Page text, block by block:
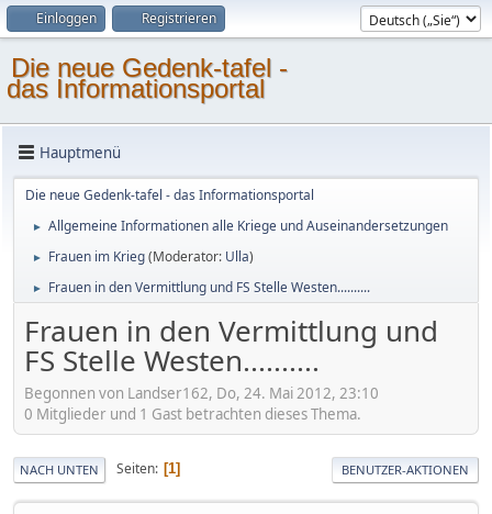
Einloggen Registrieren
Die neue Gedenk-tafel -
das Informationsportal
Hauptmenü
Die neue Gedenk-tafel - das Informationsportal
► Allgemeine Informationen alle Kriege und Auseinandersetzungen
► Frauen im Krieg(Moderator: Ulla)
► Frauen in den Vermittlung und FS Stelle Westen..........
Frauen in den Vermittlung und
FS Stelle Westen..........
Begonnen von Landser162, Do, 24. Mai 2012, 23:10
0 Mitglieder und 1 Gast betrachten dieses Thema.
NACH UNTEN Seiten 1 BENUTZER-AKTIONEN